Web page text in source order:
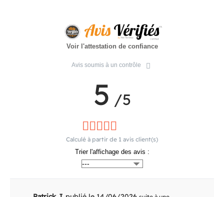
Voir l'attestation de confiance
Avis soumis à un contrôle
5 /5
Calculé à partir de 1 avis client(s)
Trier l'affichage des avis :